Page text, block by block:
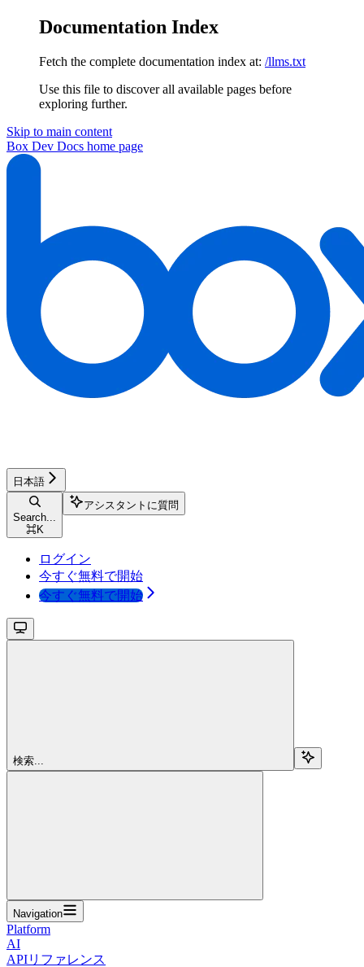
Documentation Index
Fetch the complete documentation index at: /llms.txt
Use this file to discover all available pages before
exploring further.
Skip to main content
Box Dev Docs home page
日本語
Search...
⌘K
アシスタントに質問
ログイン
今すぐ無料で開始
今すぐ無料で開始
検索...
Navigation
Platform
AI
APIリファレンス